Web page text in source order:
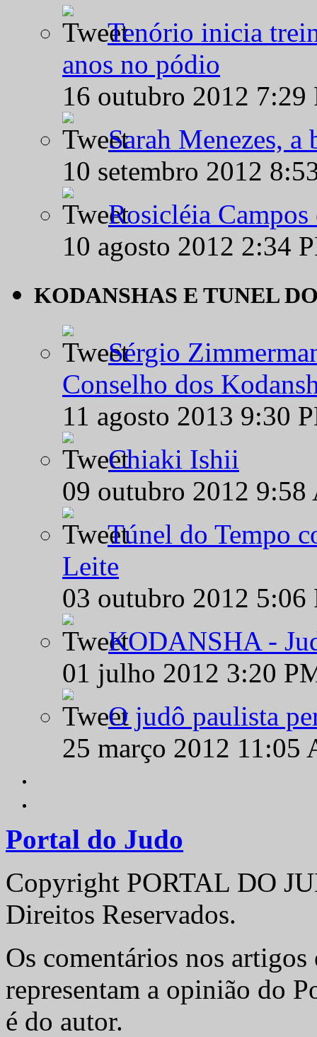
Tenório inicia
anos no pódio
16 outubro 2012
Sarah Menezes,
10 setembro 2012
Rosicléia
10 agosto 2012 2:34
KODANSHAS E TUNEL
Sérgio
Conselho dos
11 agosto 2013 9:30
Chiaki Ishii
09 outubro 2012
Túnel do Tempo
Leite
03 outubro 2012
KODANSHA -
01 julho 2012 3:20
O judô paulista
25 março 2012
Portal do Judo
Copyright PORTAL DO
Direitos Reservados.
Os comentários nos artigos
representam a opinião do
é do autor.